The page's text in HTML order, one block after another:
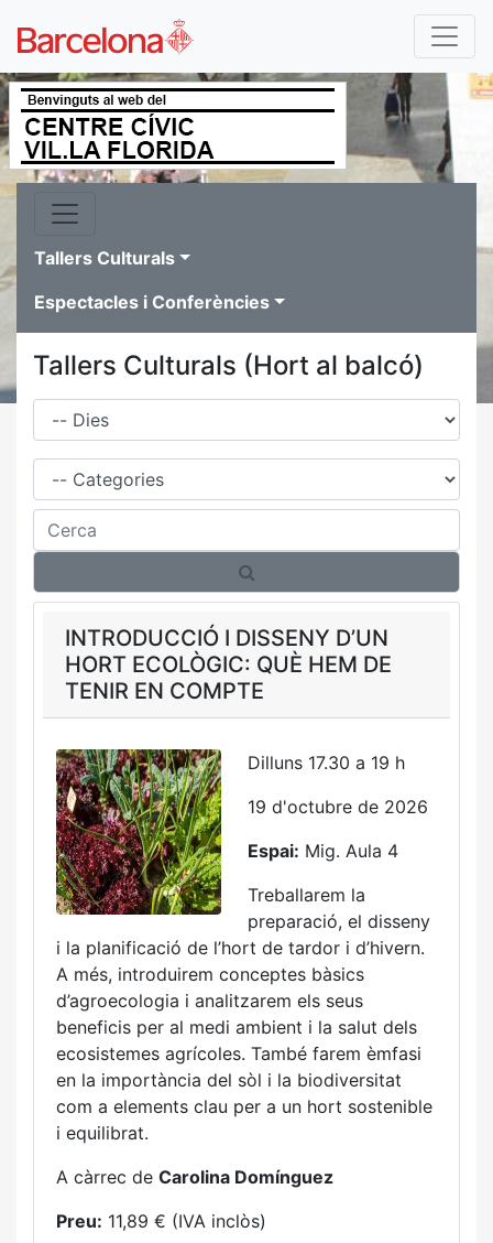
Tallers Culturals
Espectacles i Conferències
Tallers Culturals (Hort al balcó)
Dies
Família
Cerca
INTRODUCCIÓ I DISSENY D’UN
HORT ECOLÒGIC: QUÈ HEM DE
TENIR EN COMPTE
Dilluns 17.30 a 19 h
19 d'octubre de 2026
Espai: Mig. Aula 4
Treballarem la
preparació, el disseny
i la planificació de l’hort de tardor i d’hivern.
A més, introduirem conceptes bàsics
d’agroecologia i analitzarem els seus
beneficis per al medi ambient i la salut dels
ecosistemes agrícoles. També farem èmfasi
en la importància del sòl i la biodiversitat
com a elements clau per a un hort sostenible
i equilibrat.
A càrrec de Carolina Domínguez
Preu: 11,89 € (IVA inclòs)